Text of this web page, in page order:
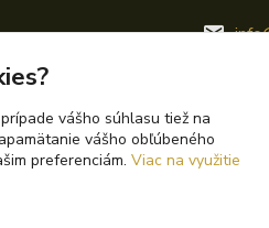
vášho súhlasu tiež na
vášho obľúbeného
preferenciám. Viac na využitie